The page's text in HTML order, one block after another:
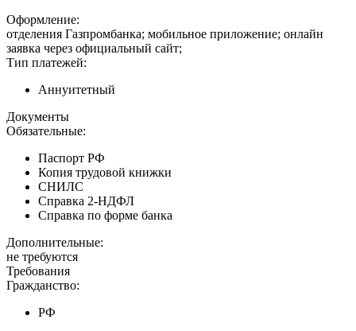
Оформление:
отделения Газпромбанка; мобильное приложение; онлайн
заявка через официальный сайт;
Тип платежей:
Аннуитетный
Документы
Обязательные:
Паспорт РФ
Копия трудовой книжки
СНИЛС
Справка 2-НДФЛ
Справка по форме банка
Дополнительные:
не требуются
Требования
Гражданство:
РФ